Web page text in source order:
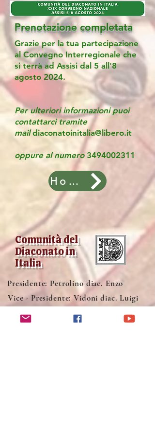
Prenotazione completata
Grazie per la tua partecipazione
alConvegno Interregionale che
si terrà ad Assisi dal 5 all'8
agosto 2024.
Per ulteriori informazioni puoi
contattarci tramite
mail diaconatoinitalia@libero.it
oppure al numero 3494002311
Home
Comunità del
Diaconato in
Italia
Presidente: Petrolino diac. Enzo
Vice - Presidente: Vidoni diac. Luigi
Segretaria: Prof.ssa Rizzi Maria Pina